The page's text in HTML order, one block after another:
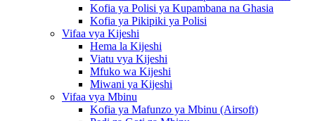
Kofia ya Polisi ya Kupambana na Ghasia
Kofia ya Pikipiki ya Polisi
Vifaa vya Kijeshi
Hema la Kijeshi
Viatu vya Kijeshi
Mfuko wa Kijeshi
Miwani ya Kijeshi
Vifaa vya Mbinu
Kofia ya Mafunzo ya Mbinu (Airsoft)